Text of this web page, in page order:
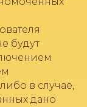
будут
в случае,
дано